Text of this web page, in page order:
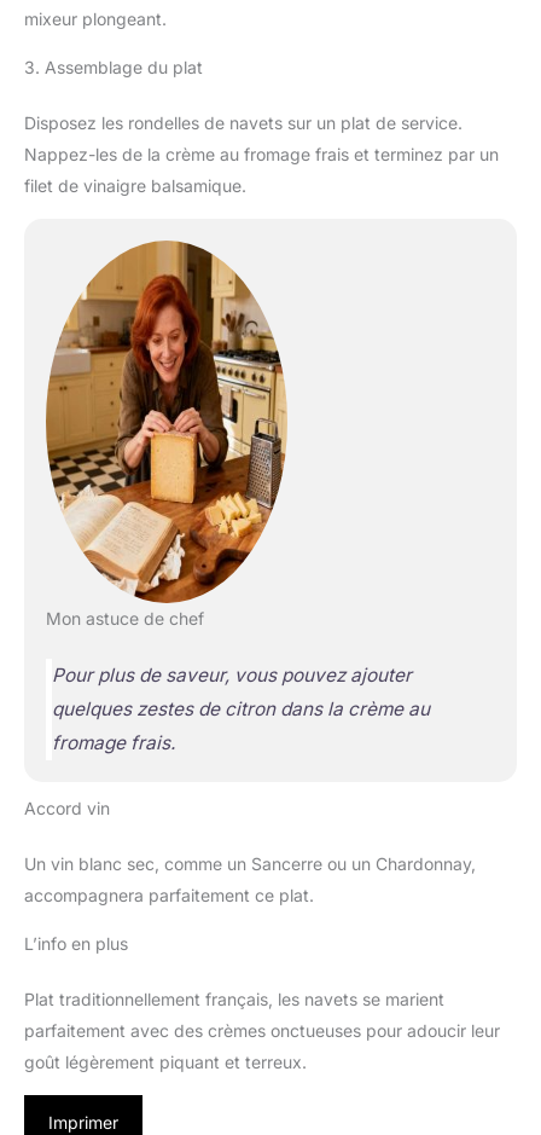
mixeur plongeant.
3. Assemblage du plat
Disposez les rondelles de navets sur un plat de service.
Nappez-les de la crème au fromage frais et terminez par un
filet de vinaigre balsamique.
Mon astuce de chef
Pour plus de saveur, vous pouvez ajouter
quelques zestes de citron dans la crème au
fromage frais.
Accord vin
Un vin blanc sec, comme un Sancerre ou un Chardonnay,
accompagnera parfaitement ce plat.
L’info en plus
Plat traditionnellement français, les navets se marient
parfaitement avec des crèmes onctueuses pour adoucir leur
goût légèrement piquant et terreux.
Imprimer